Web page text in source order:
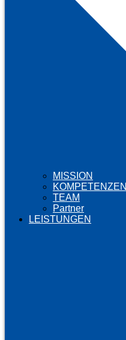
MISSION
KOMPETENZEN
TEAM
Partner
LEISTUNGEN